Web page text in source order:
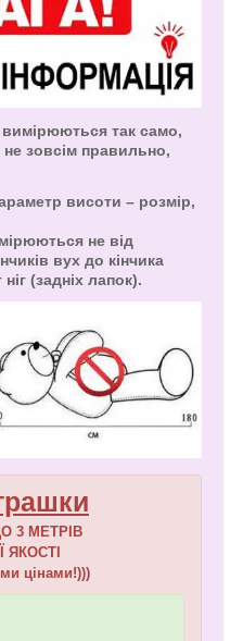
так само,
зовсім правильно,
висоти – розмір,
не від
вух до кінчика
(задніх лапок).
3 МЕТРІВ
ЯКОСТІ
цінами!)))